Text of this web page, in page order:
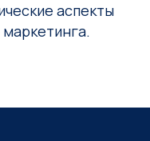
аспекты